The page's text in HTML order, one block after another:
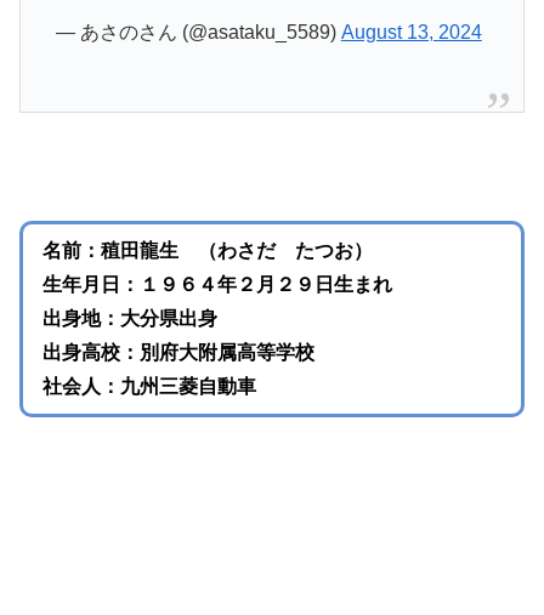
— あさのさん (@asataku_5589) August 13, 2024
名前：稙田龍生 （わさだ たつお）
生年月日：１９６４年２月２９日生まれ
出身地：大分県出身
出身高校：別府大附属高等学校
社会人：九州三菱自動車